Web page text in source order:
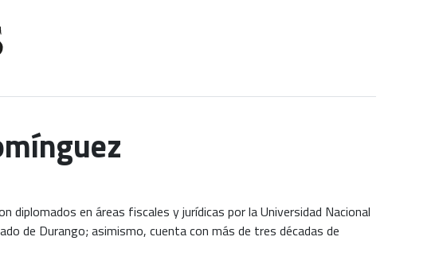
diplomados en áreas fiscales y jurídicas por la Universidad Nacional
de Durango; asimismo, cuenta con más de tres décadas de